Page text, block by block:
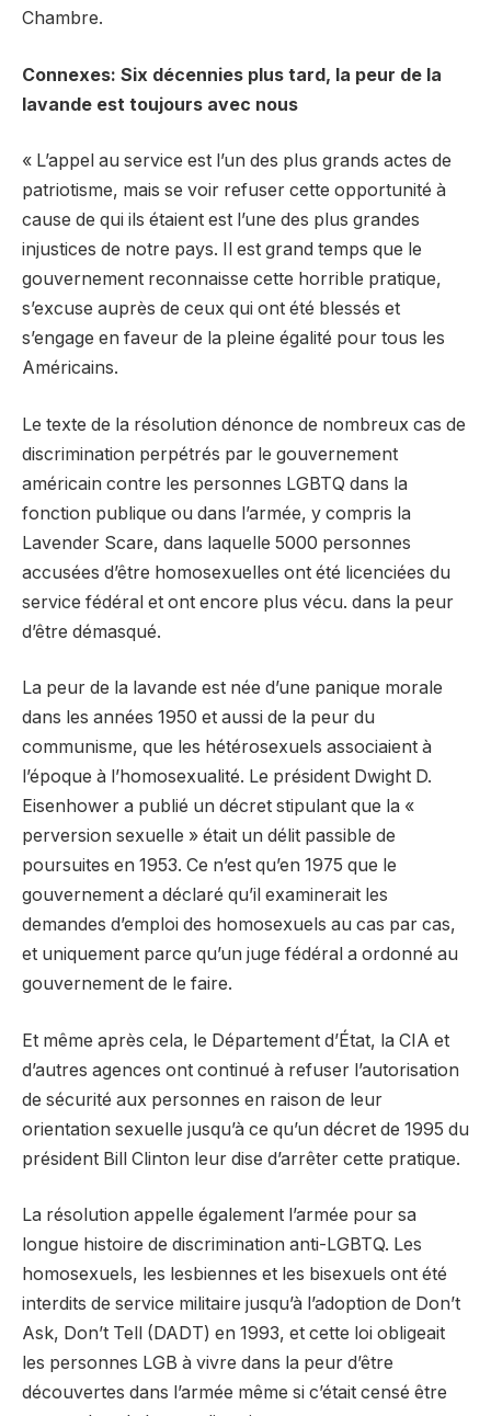
Chambre.
Connexes: Six décennies plus tard, la peur de la
lavande est toujours avec nous
« L’appel au service est l’un des plus grands actes de
patriotisme, mais se voir refuser cette opportunité à
cause de qui ils étaient est l’une des plus grandes
injustices de notre pays. Il est grand temps que le
gouvernement reconnaisse cette horrible pratique,
s’excuse auprès de ceux qui ont été blessés et
s’engage en faveur de la pleine égalité pour tous les
Américains.
Le texte de la résolution dénonce de nombreux cas de
discrimination perpétrés par le gouvernement
américain contre les personnes LGBTQ dans la
fonction publique ou dans l’armée, y compris la
Lavender Scare, dans laquelle 5000 personnes
accusées d’être homosexuelles ont été licenciées du
service fédéral et ont encore plus vécu. dans la peur
d’être démasqué.
La peur de la lavande est née d’une panique morale
dans les années 1950 et aussi de la peur du
communisme, que les hétérosexuels associaient à
l’époque à l’homosexualité. Le président Dwight D.
Eisenhower a publié un décret stipulant que la «
perversion sexuelle » était un délit passible de
poursuites en 1953. Ce n’est qu’en 1975 que le
gouvernement a déclaré qu’il examinerait les
demandes d’emploi des homosexuels au cas par cas,
et uniquement parce qu’un juge fédéral a ordonné au
gouvernement de le faire.
Et même après cela, le Département d’État, la CIA et
d’autres agences ont continué à refuser l’autorisation
de sécurité aux personnes en raison de leur
orientation sexuelle jusqu’à ce qu’un décret de 1995 du
président Bill Clinton leur dise d’arrêter cette pratique.
La résolution appelle également l’armée pour sa
longue histoire de discrimination anti-LGBTQ. Les
homosexuels, les lesbiennes et les bisexuels ont été
interdits de service militaire jusqu’à l’adoption de Don’t
Ask, Don’t Tell (DADT) en 1993, et cette loi obligeait
les personnes LGB à vivre dans la peur d’être
découvertes dans l’armée même si c’était censé être